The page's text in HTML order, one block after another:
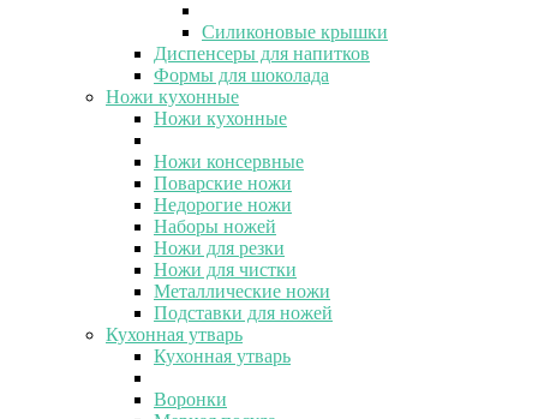
Силиконовые крышки
Диспенсеры для напитков
Формы для шоколада
Ножи кухонные
Ножи кухонные
Ножи консервные
Поварские ножи
Недорогие ножи
Наборы ножей
Ножи для резки
Ножи для чистки
Металлические ножи
Подставки для ножей
Кухонная утварь
Кухонная утварь
Воронки